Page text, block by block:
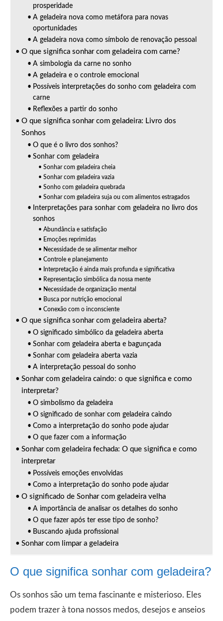
prosperidade
A geladeira nova como metáfora para novas
oportunidades
A geladeira nova como símbolo de renovação pessoal
O que significa sonhar com geladeira com carne?
A simbologia da carne no sonho
A geladeira e o controle emocional
Possíveis interpretações do sonho com geladeira com
carne
Reflexões a partir do sonho
O que significa sonhar com geladeira: Livro dos
Sonhos
O que é o livro dos sonhos?
Sonhar com geladeira
Sonhar com geladeira cheia
Sonhar com geladeira vazia
Sonho com geladeira quebrada
Sonhar com geladeira suja ou com alimentos estragados
Interpretações para sonhar com geladeira no livro dos
sonhos
Abundância e satisfação
Emoções reprimidas
Necessidade de se alimentar melhor
Controle e planejamento
Interpretação é ainda mais profunda e significativa
Representação simbólica da nossa mente
Necessidade de organização mental
Busca por nutrição emocional
Conexão com o inconsciente
O que significa sonhar com geladeira aberta?
O significado simbólico da geladeira aberta
Sonhar com geladeira aberta e bagunçada
Sonhar com geladeira aberta vazia
A interpretação pessoal do sonho
Sonhar com geladeira caindo: o que significa e como
interpretar?
O simbolismo da geladeira
O significado de sonhar com geladeira caindo
Como a interpretação do sonho pode ajudar
O que fazer com a informação
Sonhar com geladeira fechada: O que significa e como
interpretar
Possíveis emoções envolvidas
Como a interpretação do sonho pode ajudar
O significado de Sonhar com geladeira velha
A importância de analisar os detalhes do sonho
O que fazer após ter esse tipo de sonho?
Buscando ajuda profissional
Sonhar com limpar a geladeira
O que significa sonhar com geladeira?
Os sonhos são um tema fascinante e misterioso. Eles
podem trazer à tona nossos medos, desejos e anseios